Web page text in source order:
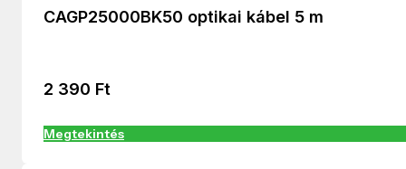
CAGP25000BK50 optikai kábel 5 m
2 390 Ft
Megtekintés